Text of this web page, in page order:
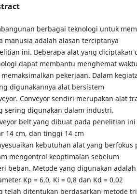
berbagai teknologi untuk
manusia adalah alasan terciptanya
ini. Beberapa alat yang diciptakan
dapat membantu menghemat waktu
pekerjaan. Dalam
digunakannya alat bersistem
Conveyor sendiri merupakan alat
sering digunakan dalam industri.
belt yang dibuat pada penelitian
14 cm, dan tinggi 14 cm
kebutuhan alat yang berfokus
mengontrol keoptimalan sebelum
beban. Metode yang digunakan
Kp = 6,0, Ki = 0,8 dan Kd = 0,02
telah ditentukan berdasarkan metode